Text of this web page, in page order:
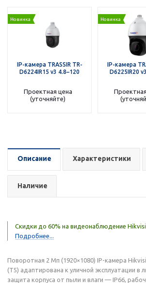
Новинка
IP-камера TRASSIR TR-
D6224IR15 v3 4.8–120
Проектная цена
(уточняйте)
Новинка
IP-камера
D6225IR20
Описание Характеристики
Наличие
Скидки до 60% на видеонаблюдение
Подробнее...
Поворотная 2 Мп (1920×1080) IP-камера
(T5) адаптирована к уличной эксплуатации в
защита корпуса от пыли и влаги — IP66,